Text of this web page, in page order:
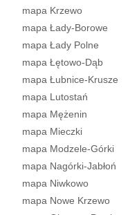
mapa Krzewo
mapa Łady-Borowe
mapa Łady Polne
mapa Łętowo-Dąb
mapa Łubnice-Krusze
mapa Lutostań
mapa Mężenin
mapa Mieczki
mapa Modzele-Górki
mapa Nagórki-Jabłoń
mapa Niwkowo
mapa Nowe Krzewo